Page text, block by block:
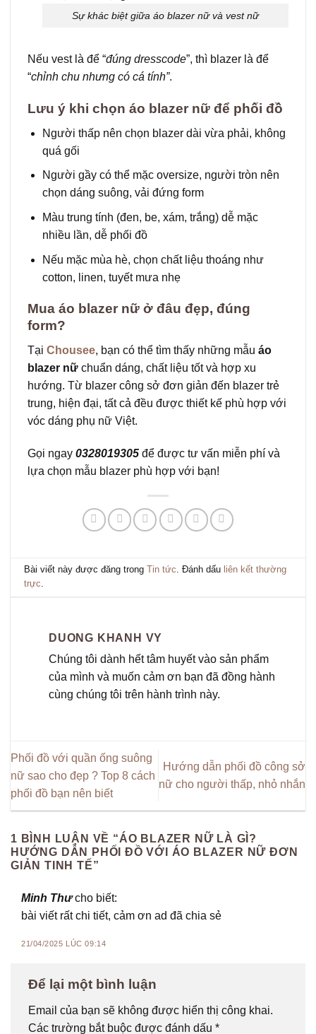
Sự khác biệt giữa áo blazer nữ và vest nữ
Nếu vest là để “đúng dresscode”, thì blazer là để
“chỉnh chu nhưng có cá tính”.
Lưu ý khi chọn áo blazer nữ để phối đồ
Người thấp nên chọn blazer dài vừa phải, không
quá gối
Người gầy có thể mặc oversize, người tròn nên
chọn dáng suông, vải đứng form
Màu trung tính (đen, be, xám, trắng) dễ mặc
nhiều lần, dễ phối đồ
Nếu mặc mùa hè, chọn chất liệu thoáng như
cotton, linen, tuyết mưa nhẹ
Mua áo blazer nữ ở đâu đẹp, đúng
form?
Tại Chousee, bạn có thể tìm thấy những mẫu áo
blazer nữ chuẩn dáng, chất liệu tốt và hợp xu
hướng. Từ blazer công sở đơn giản đến blazer trẻ
trung, hiện đại, tất cả đều được thiết kế phù hợp với
vóc dáng phụ nữ Việt.
Gọi ngay 0328019305 để được tư vấn miễn phí và
lựa chọn mẫu blazer phù hợp với bạn!
Bài viết này được đăng trongTin tức. Đánh dấu liên kết thường
trực.
DUONG KHANH VY
Chúng tôi dành hết tâm huyết vào sản phẩm
của mình và muốn cảm ơn bạn đã đồng hành
cùng chúng tôi trên hành trình này.
Phối đồ với quần ống suông
nữ sao cho đẹp ? Top 8 cách
phối đồ bạn nên biết
Hướng dẫn phối đồ công sở
nữ cho người thấp, nhỏ nhắn
1 BÌNH LUẬN VỀ “ÁO BLAZER NỮ LÀ GÌ?
HƯỚNG DẪN PHỐI ĐỒ VỚI ÁO BLAZER NỮ ĐƠN
GIẢN TINH TẾ”
Minh Thư cho biết:
bài viết rất chi tiết, cảm ơn ad đã chia sẻ
21/04/2025 LÚC 09:14
Để lại một bình luận
Email của bạn sẽ không được hiển thị công khai.
Các trường bắt buộc được đánh dấu *